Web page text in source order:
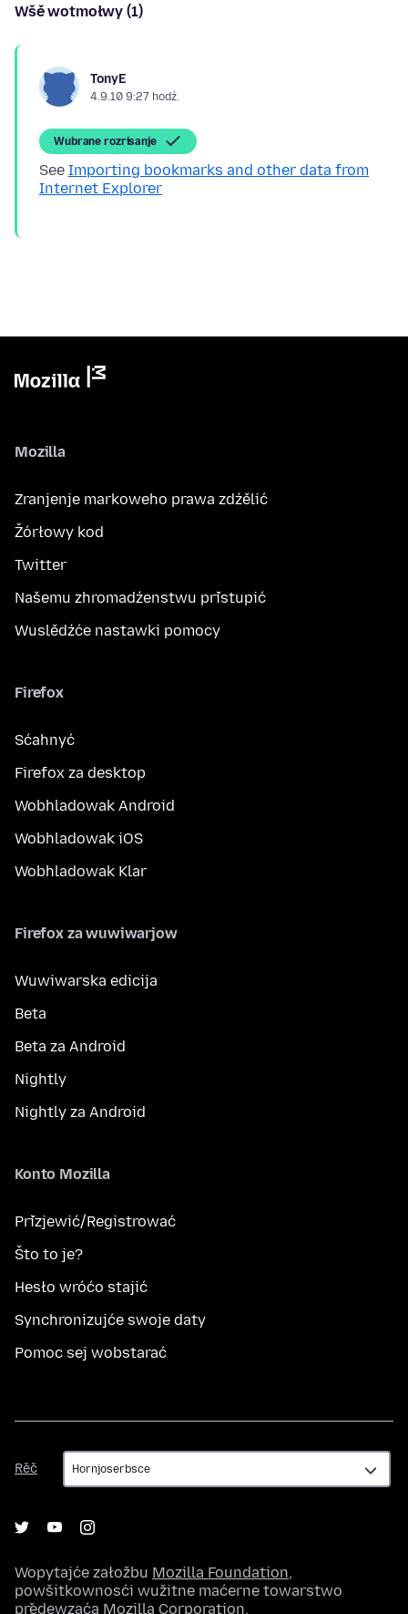
Wšě wotmołwy (1)
TonyE
4.9.10 9:27 hodź.
Wubrane rozrisanje
See Importing bookmarks and other data from
Internet Explorer
Mozilla
Zranjenje markoweho prawa zdźělić
Žórłowy kod
Twitter
Našemu zhromadźenstwu přistupić
Wuslědźće nastawki pomocy
Firefox
Sćahnyć
Firefox za desktop
Wobhladowak Android
Wobhladowak iOS
Wobhladowak Klar
Firefox za wuwiwarjow
Wuwiwarska edicija
Beta
Beta za Android
Nightly
Nightly za Android
Konto Mozilla
Přizjewić/Registrować
Što to je?
Hesło wróćo stajić
Synchronizujće swoje daty
Pomoc sej wobstarać
Rěč
Rěč
Wopytajće załožbu Mozilla Foundation,
powšitkownosći wužitne maćerne towarstwo
předewzaća Mozilla Corporation.